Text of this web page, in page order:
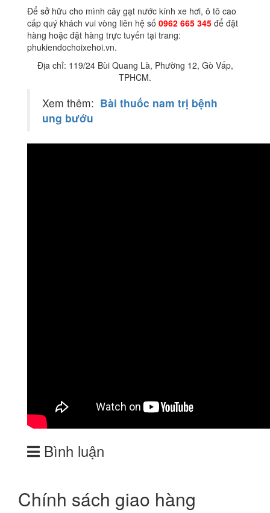
Để sở hữu cho mình cây gạt nước kính xe hơi, ô tô cao
cấp quý khách vui vòng liên hệ số 0962 665 345 để đặt
hàng hoặc đặt hàng trực tuyến tại trang:
phukiendochoixehoi.vn.
Địa chỉ: 119/24 Bùi Quang Là, Phường 12, Gò Vấp,
TPHCM.
Xem thêm: Bài thuốc nam trị bệnh
ung bướu
Bình luận
Chính sách giao hàng